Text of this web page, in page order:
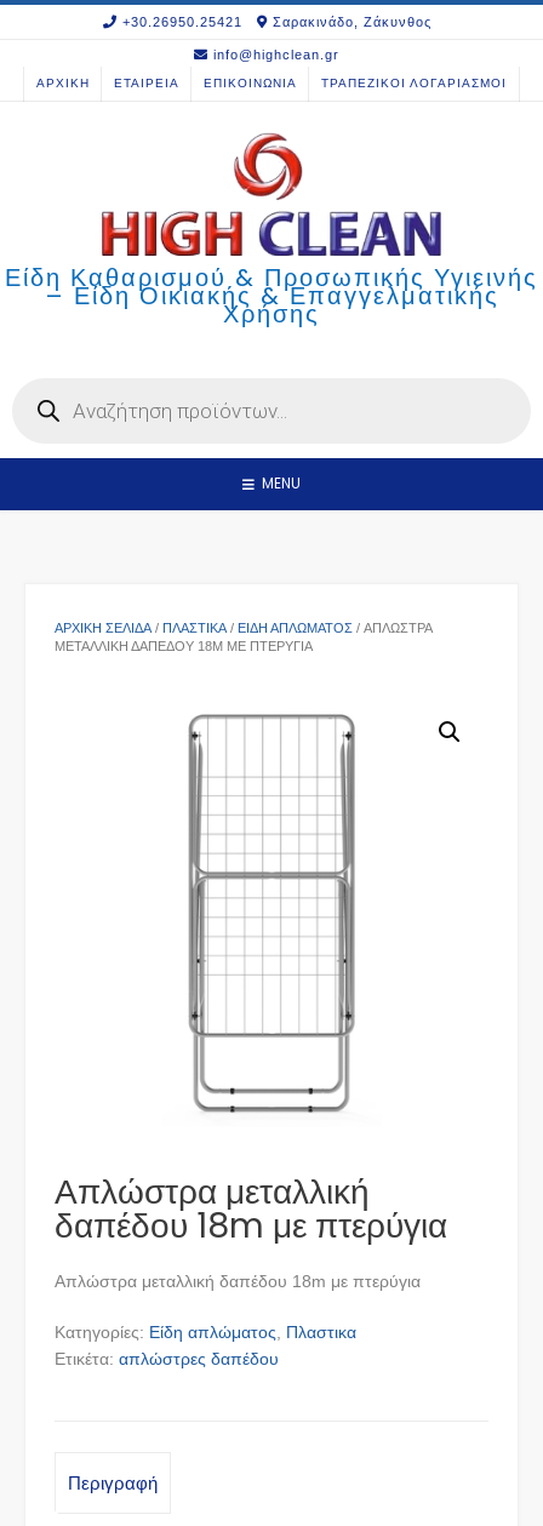
+30.26950.25421 Σαρακινάδο, Ζάκυνθος
info@highclean.gr
ΑΡΧΙΚΗ ΕΤΑΙΡΕΙΑ ΕΠΙΚΟΙΝΩΝΙΑ ΤΡΑΠΕΖΙΚΟΙ ΛΟΓΑΡΙΑΣΜΟΙ
Είδη Καθαρισμού & Προσωπικής Υγιεινής
– Είδη Οικιακής & Επαγγελματικής
Χρήσης
search
MENU
ΑΡΧΙΚΉ ΣΕΛΊΔΑ / ΠΛΑΣΤΙΚΑ / ΕΊΔΗ ΑΠΛΏΜΑΤΟΣ / ΑΠΛΏΣΤΡΑ
ΜΕΤΑΛΛΙΚΉ ΔΑΠΈΔΟΥ 18M ΜΕ ΠΤΕΡΎΓΙΑ
Απλώστρα μεταλλική
δαπέδου 18m με πτερύγια
Απλώστρα μεταλλική δαπέδου 18m με πτερύγια
Κατηγορίες: Είδη απλώματος, Πλαστικα
Ετικέτα: απλώστρες δαπέδου
Περιγραφή